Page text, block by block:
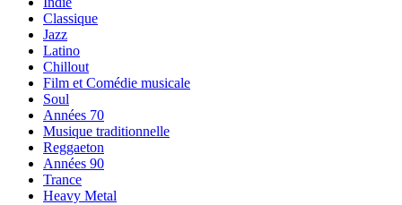
Classique
Jazz
Latino
Chillout
Film et Comédie musicale
Soul
Années 70
Musique traditionnelle
Reggaeton
Années 90
Trance
Heavy Metal